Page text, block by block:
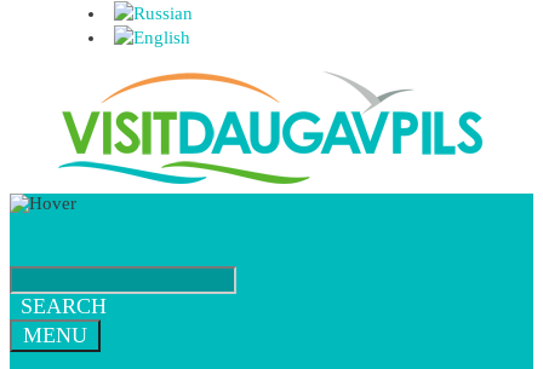
SEARCH
MENU